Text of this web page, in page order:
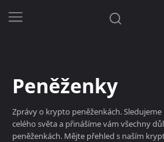
Peněženky
Zprávy o krypto peněženkách.
celého světa a přinášíme vám všechny
peněženkách. Mějte přehled s naším